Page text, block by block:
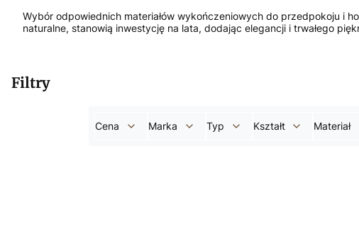
Wybór odpowiednich materiałów wykończeniowych do przedpokoju i
naturalne, stanowią inwestycję na lata, dodając elegancji i trwałego
Filtry
Cena Marka Typ Kształt Materiał